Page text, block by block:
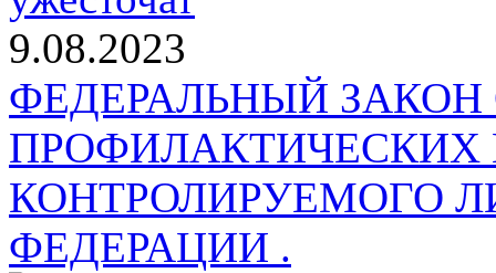
9.08.2023
ФЕДЕРАЛЬНЫЙ
КОНТРОЛИРУЕМОГО
ФЕДЕРАЦИИ .